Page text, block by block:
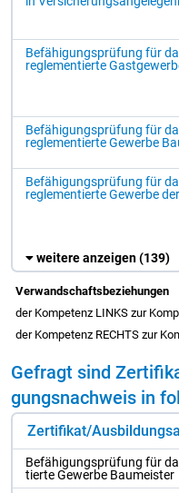
Befähigungsprüfung für
reglementierte
Befähigungsprüfung für
reglementierte Gewerbe
Befähigungsprüfung für
reglementierte Gewerbe
weitere anzeigen(139)
Verwandschaftsbeziehungen
der Kompetenz LINKS zur
der Kompetenz RECHTS zur
Ge­fragt sind
gungs­nach­weis in
Zertifikat/
Be­fä­hi­gungs­prü­fung für
tier­te Ge­wer­be Bau­meis­ter